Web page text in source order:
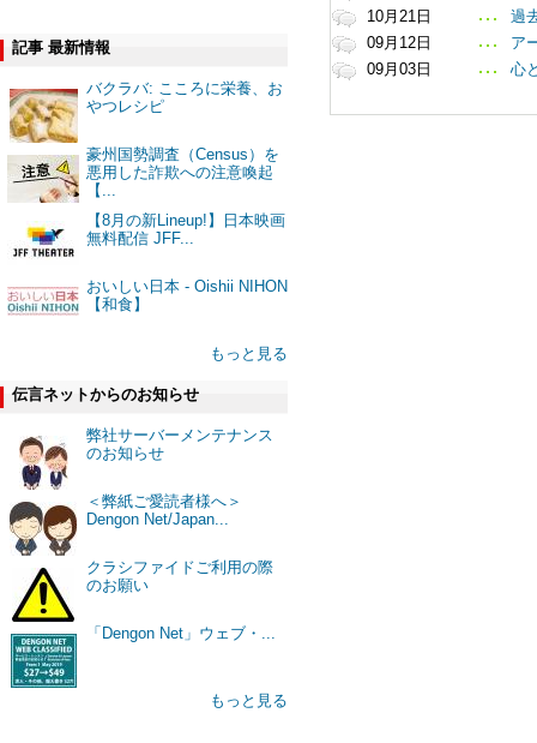
記事 最新情報
バクラバ: こころに栄養、お
やつレシピ
豪州国勢調査（Census）を
悪用した詐欺への注意喚起
【...
【8月の新Lineup!】日本映画
無料配信 JFF...
おいしい日本 - Oishii NIHON
【和食】
もっと見る
伝言ネットからのお知らせ
弊社サーバーメンテナンス
のお知らせ
＜弊紙ご愛読者様へ＞
Dengon Net/Japan...
クラシファイドご利用の際
のお願い
「Dengon Net」ウェブ・...
もっと見る
10月21日
過
09月12日
ア
09月03日
心